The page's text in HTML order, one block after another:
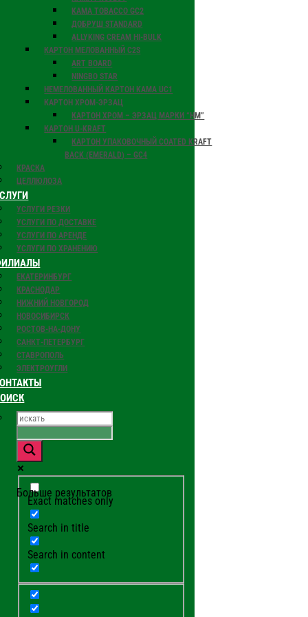
KAMA TOBACCO GС2
ДОБРУШ STANDARD
ALLYKING CREAM HI-BULK
КАРТОН МЕЛОВАННЫЙ C2S
ART BOARD
NINGBO STAR
НЕМЕЛОВАННЫЙ КАРТОН KAMA UC1
КАРТОН ХРОМ-ЭРЗАЦ
КАРТОН ХРОМ – ЭРЗАЦ МАРКИ “НМ”
КАРТОН U-KRAFT
КАРТОН УПАКОВОЧНЫЙ COATED KRAFT
BACK (EMERALD) – GC4
КРАСКА
ЦЕЛЛЮЛОЗА
УСЛУГИ РЕЗКИ
УСЛУГИ ПО ДОСТАВКЕ
УСЛУГИ ПО АРЕНДЕ
УСЛУГИ ПО ХРАНЕНИЮ
ЕКАТЕРИНБУРГ
КРАСНОДАР
НИЖНИЙ НОВГОРОД
НОВОСИБИРСК
РОСТОВ-НА-ДОНУ
САНКТ-ПЕТЕРБУРГ
СТАВРОПОЛЬ
ЭЛЕКТРОУГЛИ
Больше результатов
Exact matches only
Search in title
Search in content